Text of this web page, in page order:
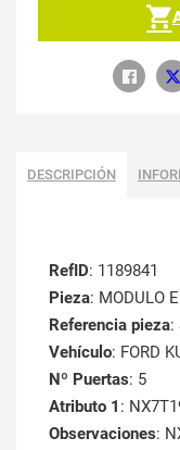
DESCRIPCIÓN
RefID: 1189841
Pieza: MODULO
Referencia pieza:
Vehículo: FORD
Nº Puertas: 5
Atributo 1 :
Observaciones: